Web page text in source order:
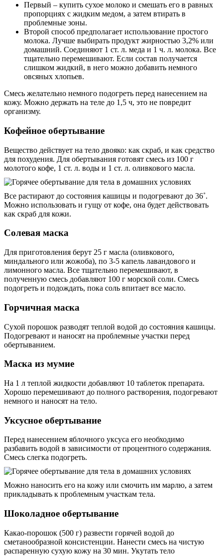
Первый – купить сухое молоко и смешать его в равных
пропорциях с жидким медом, а затем втирать в
проблемные зоны.
Второй способ предполагает использование простого
молока. Лучше выбирать продукт жирностью 3,2% или
домашний. Соединяют 1 ст. л. меда и 1 ч. л. молока. Все
тщательно перемешивают. Если состав получается
слишком жидкий, в него можно добавить немного
овсяных хлопьев.
Смесь желательно немного подогреть перед нанесением на
кожу. Можно держать на теле до 1,5 ч, это не повредит
организму.
Кофейное обертывание
Вещество действует на тело двояко: как скраб, и как средство
для похудения. Для обертывания готовят смесь из 100 г
молотого кофе, 1 ст. л. воды и 1 ст. л. оливкового масла.
Все растирают до состояния кашицы и подогревают до 36˚.
Можно использовать и гущу от кофе, она будет действовать
как скраб для кожи.
Солевая маска
Для приготовления берут 25 г масла (оливкового,
миндального или жожоба), по 3-5 капель лавандового и
лимонного масла. Все тщательно перемешивают, в
полученную смесь добавляют 100 г морской соли. Смесь
подогреть и подождать, пока соль впитает все масло.
Горчичная маска
Сухой порошок разводят теплой водой до состояния кашицы.
Подогревают и наносят на проблемные участки перед
обертыванием.
Маска из мумие
На 1 л теплой жидкости добавляют 10 таблеток препарата.
Хорошо перемешивают до полного растворения, подогревают
немного и наносят на тело.
Уксусное обертывание
Перед нанесением яблочного уксуса его необходимо
разбавить водой в зависимости от процентного содержания.
Смесь слегка подогреть.
Можно наносить его на кожу или смочить им марлю, а затем
прикладывать к проблемным участкам тела.
Шоколадное обертывание
Какао-порошок (500 г) развести горячей водой до
сметанообразной консистенции. Нанести смесь на чистую
распаренную сухую кожу на 30 мин. Укутать тело